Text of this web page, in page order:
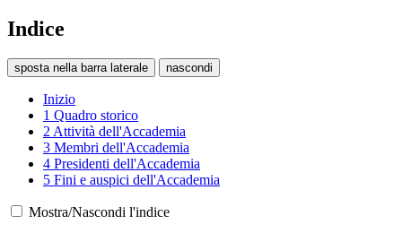
Indice
sposta nella barra laterale nascondi
Inizio
1 Quadro storico
2Attività dell'Accademia
3 Membri dell'Accademia
4 Presidenti dell'Accademia
5 Fini e auspici dell'Accademia
Mostra/Nascondi l'indice